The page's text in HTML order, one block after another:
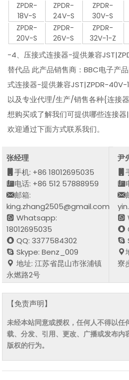
ZPDR-
18V-S
ZPDR-
24V-S
ZPDR-
30V-S
ZPDR-
20V-S
ZPDR-
26V-S
ZPDR-
32V-1-Z
-4、压接式连接器-提供兼容
替代品 此产品销售商：BBC电子产
式连接器-提供兼容JST|ZPDR-40V-
以及专业代理/生产/销售各种{连接
想购买或了解我们可提供哪些连接
欢迎通过下面方式联系我们。
张经理
手机: +86 18012695035
电话: +86 512 57888959
邮箱:
king.zhang2505@gmail.com
Whatsapp:
18012695035
QQ: 3377584302
Skype: Benz_009
地址: 江苏省昆山市张浦镇
永燃路2号
尹
寮
【免责声明】
未经本站同意或授权，任何人不得以任
载、分发、引用、更改、广播或发布内
版权的行为。